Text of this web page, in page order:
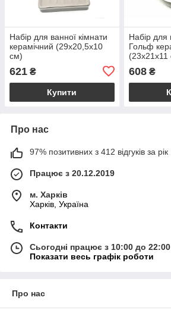
Набір для ванної кімнати
керамічний (29х20,5х10
см)
621 ₴
Купити
Набір для
Гольф
(23х21х11
608₴
Про нас
97% позитивних з 412 відгуків за рік
Працює з 20.12.2019
м. Харків
Харків, Україна
Контакти
Сьогодні працює з 10:00 до 22:00
Показати весь графік роботи
Про нас